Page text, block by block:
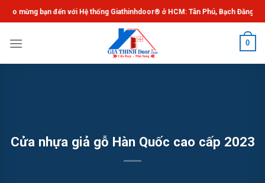
Chuyển
đến
dung
bạn đến với Hệ thống Giathinhdoor® ở HCM: Tân Phú, Bạch Đằng, Gò
0
Cửa nhựa giả gỗ Hàn Quốc cao cấp 2023